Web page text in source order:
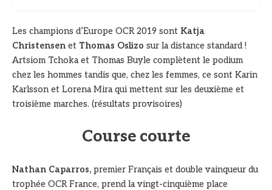
Les champions d’Europe OCR 2019 sont Katja
Christensen et Thomas Oslizo sur la distance standard !
Artsiom Tchoka et Thomas Buyle complètent le podium
chez les hommes tandis que, chez les femmes, ce sont Karin
Karlsson et Lorena Mira qui mettent sur les deuxième et
troisième marches. (résultats provisoires)
Course courte
Nathan Caparros, premier Français et double vainqueur du
trophée OCR France, prend la vingt-cinquième place